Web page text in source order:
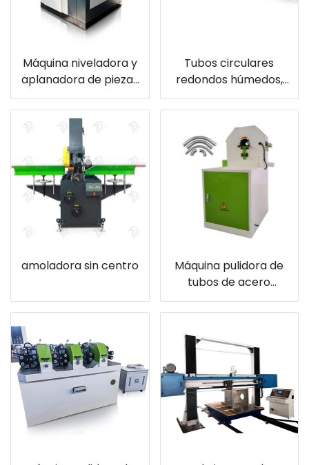
Máquina niveladora y
aplanadora de piezas
metálicas más
pequeñas y
económica para
láminas delgadas de
0,4 mm a 2,4 mm
Tubos circulares
redondos húmedos,
máquinas pulidoras de
tubos con 6
estaciones
amoladora sin centro
Máquina pulidora de
tubos de acero
inoxidable adv 108
china, máquina
pulidora de tubos
redondos para la
venta